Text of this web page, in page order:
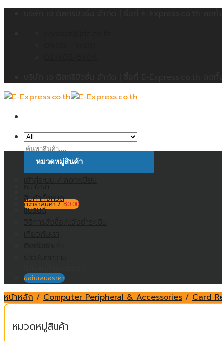
ค้นหา:
ตะกร้าสินค้า /฿0.00
ไม่มีสินค้าในตะกร้า
หมวดหมู่สินค้า
สินค้าทั้งหมด
แบรนด์
วิธีการสั่งซื้อ/แจ้งชำระเงิน
ขอใบเสนอราคา
หน้าหลัก / Computer Peripheral & Accessories / Card
หมวดหมู่สินค้า